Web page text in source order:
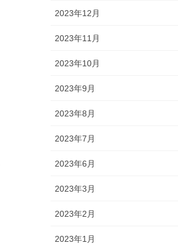
2023年12月
2023年11月
2023年10月
2023年9月
2023年8月
2023年7月
2023年6月
2023年3月
2023年2月
2023年1月